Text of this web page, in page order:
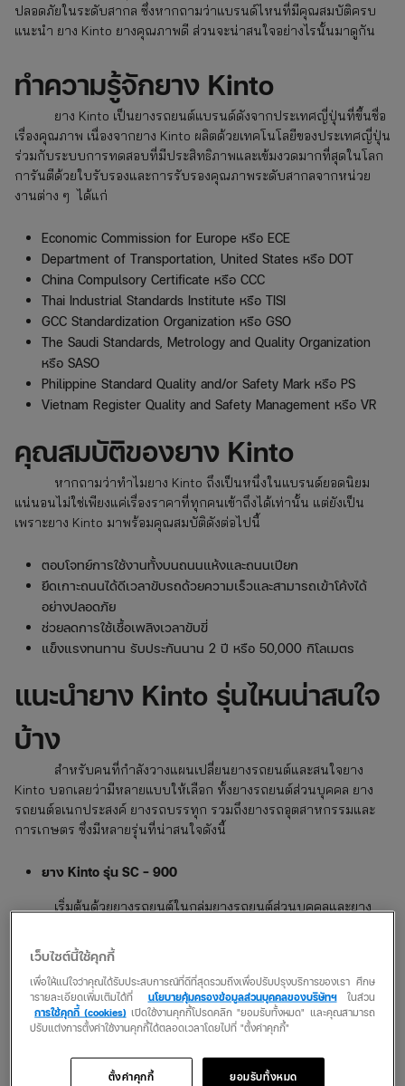
ปลอดภัยในระดับสากล ซึ่งหากถามว่าแบรนด์ไหนที่มีคุณสมบัติครบ
แนะนำ ยาง Kinto ยางคุณภาพดี ส่วนจะน่าสนใจอย่างไรนั้นมาดูกัน
ทำความรู้จักยาง Kinto
ยาง Kinto เป็นยางรถยนต์แบรนด์ดังจากประเทศญี่ปุ่นที่ขึ้นชื่อ
เรื่องคุณภาพ เนื่องจากยาง Kinto ผลิตด้วยเทคโนโลยีของประเทศญี่ปุ่น
ร่วมกับระบบการทดสอบที่มีประสิทธิภาพและเข้มงวดมากที่สุดในโลก
การันตีด้วยใบรับรองและการรับรองคุณภาพระดับสากลจากหน่วย
งานต่าง ๆ ได้แก่
Economic Commission for Europe หรือ ECE
Department of Transportation, United States หรือ D​OT
China Compulsory Certificate หรือ CCC
Thai Industrial Standards Institute หรือ ​TISI
GCC Standardization Organization หรือ ​GSO
The Saudi Standards, Metrology and Quality Organization
หรือ SASO
Philippine Standard Quality and/or Safety Mark หรือ PS
Vietnam Register Quality and Safety Management หรือ VR
คุณสมบัติของยาง Kinto
หากถามว่าทำไมยาง Kinto ถึงเป็นหนึ่งในแบรนด์ยอดนิยม
แน่นอนไม่ใช่เพียงแค่เรื่องราคาที่ทุกคนเข้าถึงได้เท่านั้น แต่ยังเป็น
เพราะยาง Kinto มาพร้อมคุณสมบัติดังต่อไปนี้
ตอบโจทย์การใช้งานทั้งบนถนนแห้งและถนนเปียก
ยึดเกาะถนนได้ดีเวลาขับรถด้วยความเร็วและสามารถเข้าโค้งได้
อย่างปลอดภัย
ช่วยลดการใช้เชื้อเพลิงเวลาขับขี่
แข็งแรงทนทาน รับประกันนาน 2 ปี หรือ 50,000 กิโลเมตร
แนะนำยาง Kinto รุ่นไหนน่าสนใจ
บ้าง
สำหรับคนที่กำลังวางแผนเปลี่ยนยางรถยนต์และสนใจยาง
Kinto บอกเลยว่ามีหลายแบบให้เลือก ทั้งยางรถยนต์ส่วนบุคคล ยาง
รถยนต์อเนกประสงค์ ยางรถบรรทุก รวมถึงยางรถอุตสาหกรรมและ
การเกษตร ซึ่งมีหลายรุ่นที่น่าสนใจดังนี้
ยาง Kinto รุ่น SC – 900
เริ่มต้นด้วยยางรถยนต์ในกลุ่มยางรถยนต์ส่วนบุคคลและยาง
Pattern ที่ทำให้การขับขี่นุ่มนวลขึ้น ตามด้วยเทคโนโลยี Computer-
Optimized Circumferential Design ออกแบบดอกยางแบบไม่
สมมาตรและเป็นแนวยาวตามเส้นรอบวง เพิ่มการยึดเกาะในทุกสภาพ
ผิวถนน รองรับการขับขี่ด้วยความเร็วและการเลี้ยวโค้งอย่างแม่นยำ
เว็บไซต์นี้ใช้คุกกี้
เพื่อให้แน่ใจว่าคุณได้รับประสบการณ์ที่ดีที่สุดรวมถึงเพื่อปรับปรุงบริการของเรา ศึกษ
ารายละเอียดเพิ่มเติมได้ที่
นโยบายคุ้มครองข้อมูลส่วนบุคคลของบริษัทฯในส่วน
การใช้คุกกี้ (cookies) เปิดใช้งานคุกกี้โปรดคลิก "ยอมรับทั้งหมด" และคุณสามารถ
ปรับแต่งการตั้งค่าใช้งานคุกกี้ได้ตลอดเวลาโดยไปที่ "ตั้งค่าคุกกี้"
ยอมรับทั้งหมด
ตั้งค่าคุกกี้